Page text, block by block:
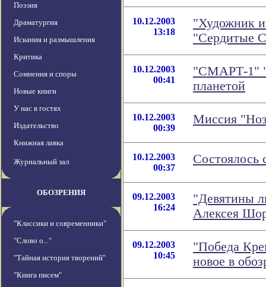
Поэзия
Драматургия
Искания и размышления
Критика
Сомнения и споры
Новые книги
У нас в гостях
Издательство
Книжная лавка
Журнальный зал
ОБОЗРЕНИЯ
"Классики и современники"
"Слово о..."
"Тайная история творений"
"Книга писем"
10.12.2003
13:18
"Художник и
"Сердитые
10.12.2003
00:41
"СМАРТ-1"
планетой
10.12.2003
00:39
Миссия
10.12.2003
00:37
Состоялось
09.12.2003
16:24
"Девятины
Алексея
09.12.2003
10:45
"Победа
новое в